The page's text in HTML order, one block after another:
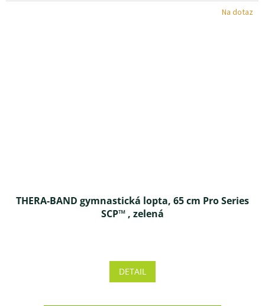
Na dotaz
THERA-BAND gymnastická lopta, 65 cm Pro Series
SCP™ , zelená
DETAIL